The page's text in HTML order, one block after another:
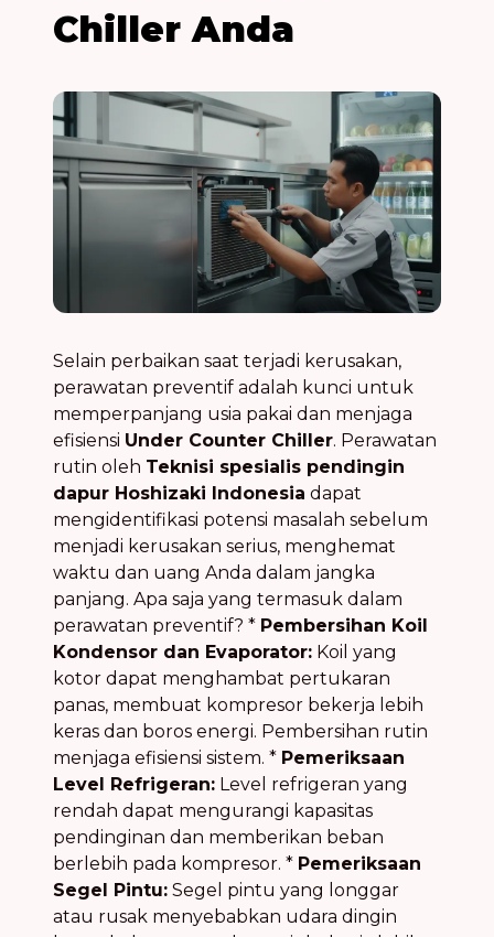
Chiller Anda
Selain perbaikan saat terjadi kerusakan,
perawatan preventif adalah kunci untuk
memperpanjang usia pakai dan menjaga
efisiensi Under Counter Chiller. Perawatan
rutin oleh Teknisi spesialis pendingin
dapur Hoshizaki Indonesia dapat
mengidentifikasi potensi masalah sebelum
menjadi kerusakan serius, menghemat
waktu dan uang Anda dalam jangka
panjang. Apa saja yang termasuk dalam
perawatan preventif? * Pembersihan Koil
Kondensor dan Evaporator: Koil yang
kotor dapat menghambat pertukaran
panas, membuat kompresor bekerja lebih
keras dan boros energi. Pembersihan rutin
menjaga efisiensi sistem. * Pemeriksaan
Level Refrigeran: Level refrigeran yang
rendah dapat mengurangi kapasitas
pendinginan dan memberikan beban
berlebih pada kompresor. * Pemeriksaan
Segel Pintu: Segel pintu yang longgar
atau rusak menyebabkan udara dingin